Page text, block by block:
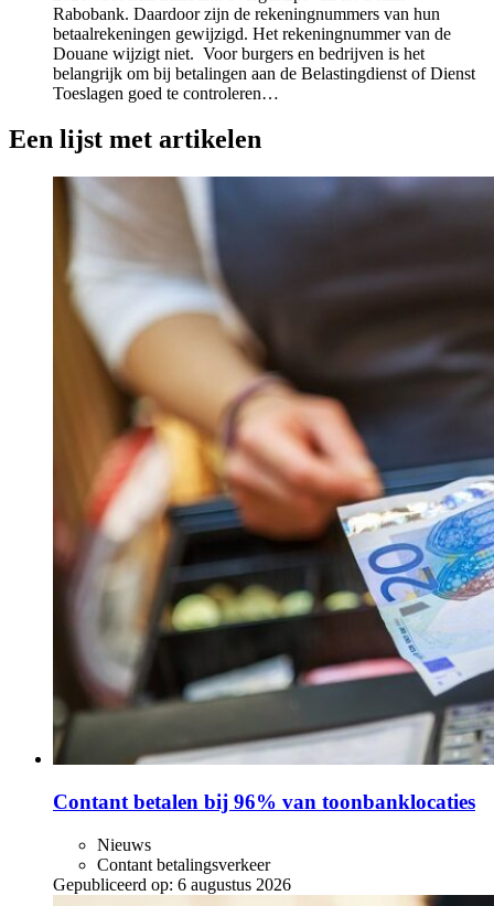
Rabobank. Daardoor zijn de rekeningnummers van hun
betaalrekeningen gewijzigd. Het rekeningnummer van de
Douane wijzigt niet. Voor burgers en bedrijven is het
belangrijk om bij betalingen aan de Belastingdienst of Dienst
Toeslagen goed te controleren…
Een lijst met artikelen
Contant betalen bij 96% van toonbanklocaties
Nieuws
Contant betalingsverkeer
Gepubliceerd op: 6 augustus 2026